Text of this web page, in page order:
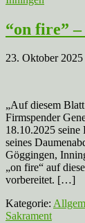
“on fire”
23. Oktober 2025
„Auf diesem
Firmspender
18.10.2025
seines
Göggingen,
„on fire“ auf
vorbereitet. […]
Kategorie:
Sakrament